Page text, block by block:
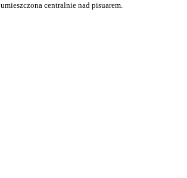
centralnie nad pisuarem.